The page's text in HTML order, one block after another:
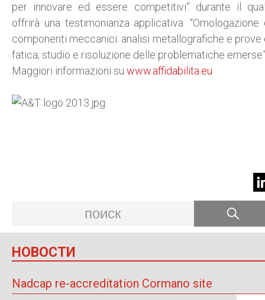
per innovare ed essere competitivi” durante il
offrirà una testimonianza applicativa: “Omologazione
componenti meccanici: analisi metallografiche e prove
fatica; studio e risoluzione delle problematiche
Maggiori informazioni su www.affidabilita.eu
НОВОСТИ
Nadcap re-accreditation Cormano site